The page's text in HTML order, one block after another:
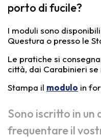
porto di fucile?
I moduli sono
Questura o presso le
Le pratiche si
città, dai Carabinieri
Stampa il modulo in
Sono iscritto in un
frequentare il